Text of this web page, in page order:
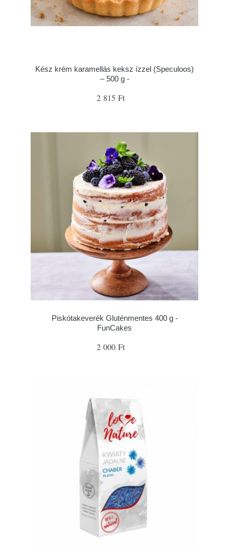
Kész krém karamellás keksz ízzel (Speculoos)
– 500 g -
2 815 Ft
Piskótakeverék Gluténmentes 400 g -
FunCakes
2 000 Ft